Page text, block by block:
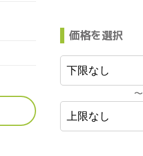
価格を選択
〜